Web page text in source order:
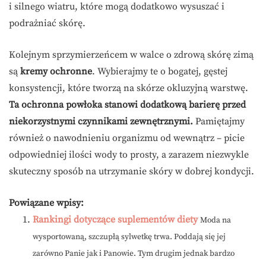
i silnego wiatru, które mogą dodatkowo wysuszać i
podrażniać skórę.
Kolejnym sprzymierzeńcem w walce o zdrową skórę zimą
są kremy ochronne. Wybierajmy te o bogatej, gęstej
konsystencji, które tworzą na skórze okluzyjną warstwę.
Ta ochronna powłoka stanowi dodatkową barierę przed
niekorzystnymi czynnikami zewnętrznymi. Pamiętajmy
również o nawodnieniu organizmu od wewnątrz – picie
odpowiedniej ilości wody to prosty, a zarazem niezwykle
skuteczny sposób na utrzymanie skóry w dobrej kondycji.
Powiązane wpisy:
Rankingi dotyczące suplementów diety Moda na
wysportowaną, szczupłą sylwetkę trwa. Poddają się jej
zarówno Panie jak i Panowie. Tym drugim jednak bardzo